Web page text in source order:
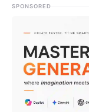
SPONSORED